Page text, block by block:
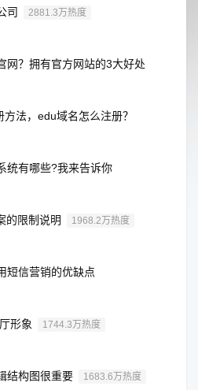
司 2881.3万热度
网？拥有官方网站的3大好处
法，edu域名怎么注册？
统有哪些?我来告诉你
的限制说明 1968.2万热度
短信营销的优缺点
形象 1744.3万热度
结构图很重要 1683.6万热度